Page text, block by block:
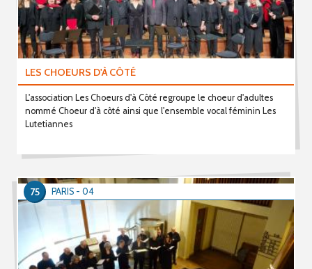
LES CHOEURS D'À CÔTÉ
L'association Les Choeurs d'à Côté regroupe le choeur d'adultes
nommé Choeur d'à côté ainsi que l'ensemble vocal féminin Les
Lutetiannes
PARIS - 04
75